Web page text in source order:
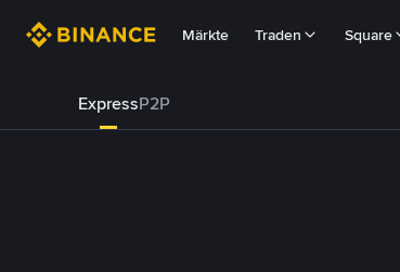
Märkte Traden Square
ExpressP2P